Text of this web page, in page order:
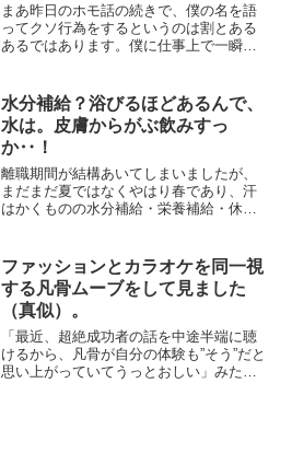
まあ昨日のホモ話の続きで、僕の名を語
ってクソ行為をするというのは割とある
あるではあります。僕に仕事上で一瞬で
念のため示しておきますが、僕がどこで
なんのアカウントを開設し...
水分補給？浴びるほどあるんで、
水は。皮膚からがぶ飲みすっ
か‥！
離職期間が結構あいてしまいましたが、
まだまだ夏ではなくやはり春であり、汗
はかくものの水分補給・栄養補給・休息
み‥。ゆっくり過ごしていきます。‥っ
て、こどもの日だけ中日で...
ファッションとカラオケを同一視
する凡骨ムーブをして見ました
（真似）。
「最近、超絶成功者の話を中途半端に聴
けるから、凡骨が自分の体験も”そう”だと
思い上がっていてうっとおしい」みたい